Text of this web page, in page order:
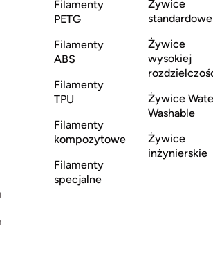
Filamenty
PETG
Filamenty
ABS
Filamenty
TPU
Filamenty
kompozytowe
Filamenty
specjalne
Żywice
standardowe
Żywice
wysokiej
Żywice
Washable
Żywice
inżynierskie